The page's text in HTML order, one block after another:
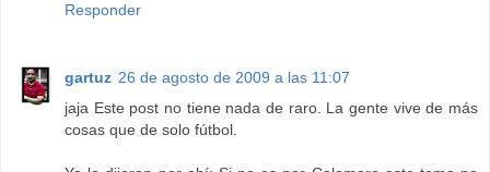
Responder
gartuz 26 de agosto de 2009 a las 11:07
jaja Este post no tiene nada de raro. La gente vive de más
cosas que de solo fútbol.